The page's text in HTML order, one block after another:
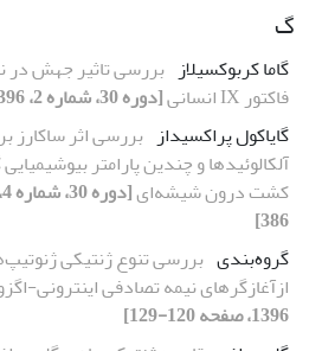
گ
گاما کربوکسیلاز بررسی تاثیر جهش در
فاکتور IX انسانی
[دوره 30، شماره 2، 1396، صفحه 208-218]
گایاکول پراکسیداز بررسی اثر ساکارز
آلکالوئیدها و چندین پارامتر
کشت درون شیشه‌ای
386]
گروه‌بندی بررسی تنوع ژنتیکی
ازآغازگرهای نیمه تصادفی اینترونی-
1396، صفحه 120-129]